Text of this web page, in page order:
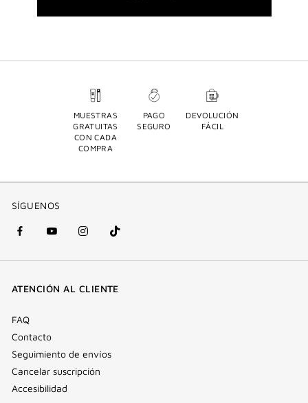
MUESTRAS
GRATUITAS
CON CADA
COMPRA
PAGO
SEGURO
DEVOLUCIÓN
FÁCIL
SÍGUENOS
Facebook
(nueva
YouTube
(nueva
Instagram
(nueva
Tik
Tok
ventana)
ATENCIÓN AL CLIENTE
FAQ
Contacto
Seguimiento de envíos
Cancelar suscripción
Accesibilidad